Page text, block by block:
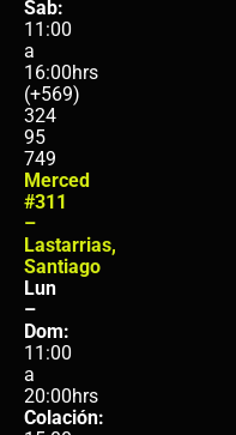
Sab:
11:00
a
16:00hrs
(+569)
324
95
749
Merced
#311
–
Lastarrias,
Santiago
Lun
–
Dom:
11:00
a
20:00hrs
Colación: